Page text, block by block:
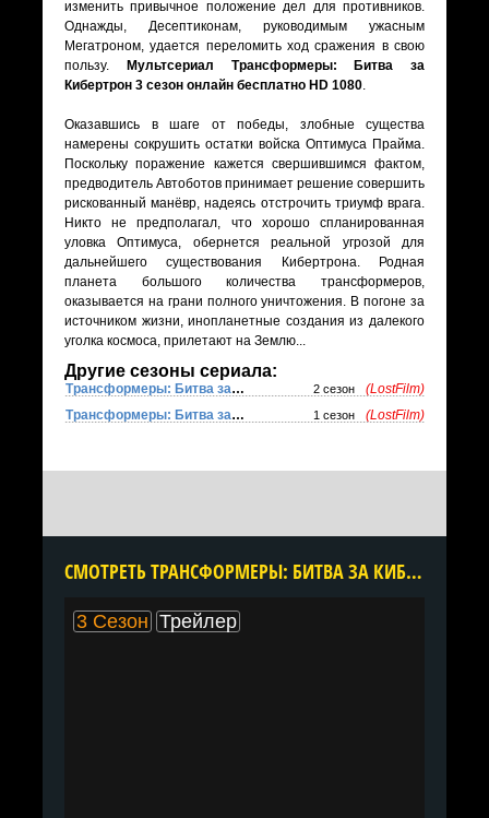
изменить привычное положение дел для противников.
Однажды, Десептиконам, руководимым ужасным
Мегатроном, удается переломить ход сражения в свою
пользу.
Мультсериал Трансформеры: Битва за
Кибертрон 3 сезон онлайн бесплатно HD 1080.
Оказавшись в шаге от победы, злобные существа
намерены сокрушить остатки войска Оптимуса Прайма.
Поскольку поражение кажется свершившимся фактом,
предводитель Автоботов принимает решение совершить
рискованный манёвр, надеясь отстрочить триумф врага.
Никто не предполагал, что хорошо спланированная
уловка Оптимуса, обернется реальной угрозой для
дальнейшего существования Кибертрона. Родная
планета большого количества трансформеров,
оказывается на грани полного уничтожения. В погоне за
источником жизни, инопланетные создания из далекого
уголка космоса, прилетают на Землю...
Другие сезоны сериала:
Трансформеры: Битва за Кибертрон 2 сезон
(LostFilm)
Трансформеры: Битва за Кибертрон
1 сезон (LostFilm)
CМОТРЕТЬ ТРАНСФОРМЕРЫ: БИТВА ЗА КИБЕРТРОН 3 СЕЗОН ОНЛАЙН В ХОРОШЕМ КАЧЕСТВЕ ВСЕ СЕРИИ ПОДРЯД БЕСПЛАТНО
3 Сезон Трейлер